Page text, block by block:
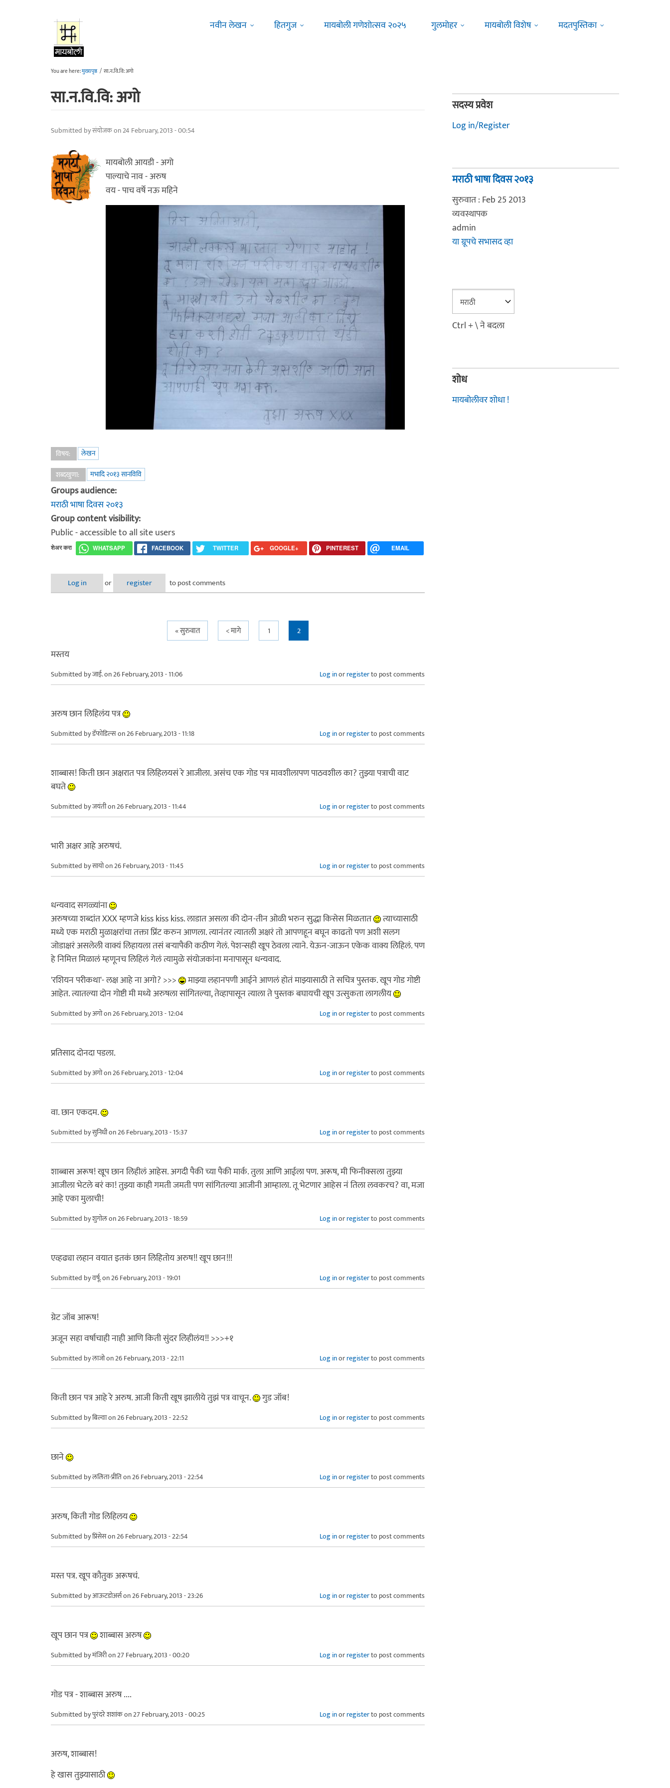
नवीन लेखन
हितगुज मायबोली गणेशोत्सव २०२५ गुलमोहर मायबोली विशेष मदतपुस्तिका
You are here:मुख्यपृष्ठ / सा.न.वि.वि: अगो
सा.न.वि.वि: अगो
Submitted byसंयोजकon 24 February, 2013 - 00:54
मायबोली आयडी - अगो
पाल्याचे नाव - अरुष
वय - पाच वर्षे नऊ महिने
विषय:
लेखन
शब्दखुणा:
मभादि २०१३ सानविवि
Groups audience:
मराठी भाषा दिवस २०१३
Group content visibility:
Public - accessible to all site users
शेअर करा WHATSAPP FACEBOOK TWITTER GOOGLE+ PINTEREST EMAIL
Log in or register to post comments
« सुरुवात < मागे 1 2
मस्तय
Submitted byजाई.on 26 February, 2013 - 11:06 Log inorregisterto post comments
अरुष छान लिहिलंय पत्र
Submitted byडॅफोडिल्सon 26 February, 2013 - 11:18 Log inorregisterto post comments
शाब्बास! किती छान अक्षरात पत्र लिहिलयसं रे आजीला. असंच एक गोड पत्र मावशीलापण पाठवशील का? तुझ्या पत्राची वाट
बघते
Submitted byजयंतीon 26 February, 2013 - 11:44 Log inorregisterto post comments
भारी अक्षर आहे अरुषचं.
Submitted byसायोon 26 February, 2013 - 11:45 Log inorregisterto post comments
धन्यवाद सगळ्यांना
अरुषच्या शब्दांत XXX म्हणजे kiss kiss kiss. लाडात असला की दोन-तीन ओळी भरुन सुद्धा किसेस मिळतात
त्याच्यासाठी
मध्ये एक मराठी मुळाक्षरांचा तक्ता प्रिंट करुन आणला. त्यानंतर त्यातली अक्षरं तो आपणहून बघून काढतो पण अशी सलग
जोडाक्षरं असलेली वाक्यं लिहायला तसं बर्‍यापैकी कठीण गेलं. पेशन्सही खूप ठेवला त्याने. येऊन-जाऊन एकेक वाक्य लिहिलं. पण
हे निमित्त मिळालं म्हणूनच लिहिलं गेलं त्यामुळे संयोजकांना मनापासून धन्यवाद.
'रशियन परीकथा'- लक्ष आहे ना अगो? >>>
माझ्या लहानपणी आईने आणलं होतं माझ्यासाठी ते सचित्र पुस्तक. खूप गोड गोष्टी
आहेत. त्यातल्या दोन गोष्टी मी मध्ये अरुषला सांगितल्या, तेव्हापासून त्याला ते पुस्तक बघायची खूप उत्सुकता लागलीय
Submitted byअगोon 26 February, 2013 - 12:04 Log inorregisterto post comments
प्रतिसाद दोनदा पडला.
Submitted byअगोon 26 February, 2013 - 12:04 Log inorregisterto post comments
वा. छान एकदम.
Submitted byसुनिधीon 26 February, 2013 - 15:37 Log inorregisterto post comments
शाब्बास अरूष! खूप छान लिहीलं आहेस. अगदी पैकी च्या पैकी मार्क. तुला आणि आईला पण. अरूष, मी फिनीक्सला तुझ्या
आजीला भेटले बरं का! तुझ्या काही गमती जमती पण सांगितल्या आजीनी आम्हाला. तू भेटणार आहेस नं तिला लवकरच? वा, मजा
आहे एका मुलाची!
Submitted byशुगोलon 26 February, 2013 - 18:59 Log inorregisterto post comments
एव्हढ्या लहान वयात इतकं छान लिहितोय अरुष!! खूप छान!!!
Submitted byवर्षू.on 26 February, 2013 - 19:01 Log inorregisterto post comments
ग्रेट जॉब आरूष!
अजून सहा वर्षाचाही नाही आणि किती सुंदर लिहीलंय!! >>>+१
Submitted byलाजोon 26 February, 2013 - 22:11 Log inorregisterto post comments
किती छान पत्र आहे रे अरुष. आजी किती खूष झालीये तुझं पत्र वाचून. गुड जॉब!
Submitted byबिल्वाon 26 February, 2013 - 22:52 Log inorregisterto post comments
छाने
Submitted byललिता-प्रीतिon 26 February, 2013 - 22:54 Log inorregisterto post comments
अरुष, किती गोड लिहिलय
Submitted byप्रिंसेसon 26 February, 2013 - 22:54 Log inorregisterto post comments
मस्त पत्र. खूप कौतुक अरूषचं.
Submitted byआऊटडोअर्सon 26 February, 2013 - 23:26 Log inorregisterto post comments
खूप छान पत्र शाब्बास अरुष
Submitted byमंजिरीon 27 February, 2013 - 00:20 Log inorregisterto post comments
गोड पत्र - शाब्बास अरुष ....
Submitted byपुरंदरे शशांकon 27 February, 2013 - 00:25 Log inorregisterto post comments
अरुष, शाब्बास!
हे खास तुझ्यासाठी
सदस्य प्रवेश
Log in/Register
मराठी भाषा दिवस २०१३
सुरुवात : Feb 25 2013
व्यवस्थापक
admin
या ग्रूपचे सभासद व्हा
Ctrl + \ ने बदला
शोध
मायबोलीवर शोधा !